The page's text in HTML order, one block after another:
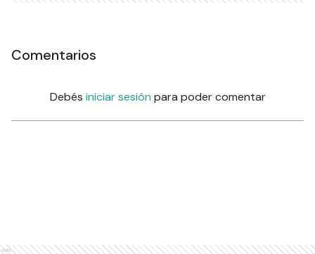
Comentarios
Debés iniciar sesión para poder comentar
Ads